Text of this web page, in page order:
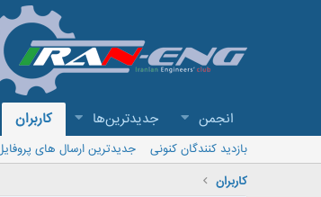
انجمن جدیدترین‌ها کاربران
بازدید کنندگان کنونی جدیدترین ارسال های
کاربران